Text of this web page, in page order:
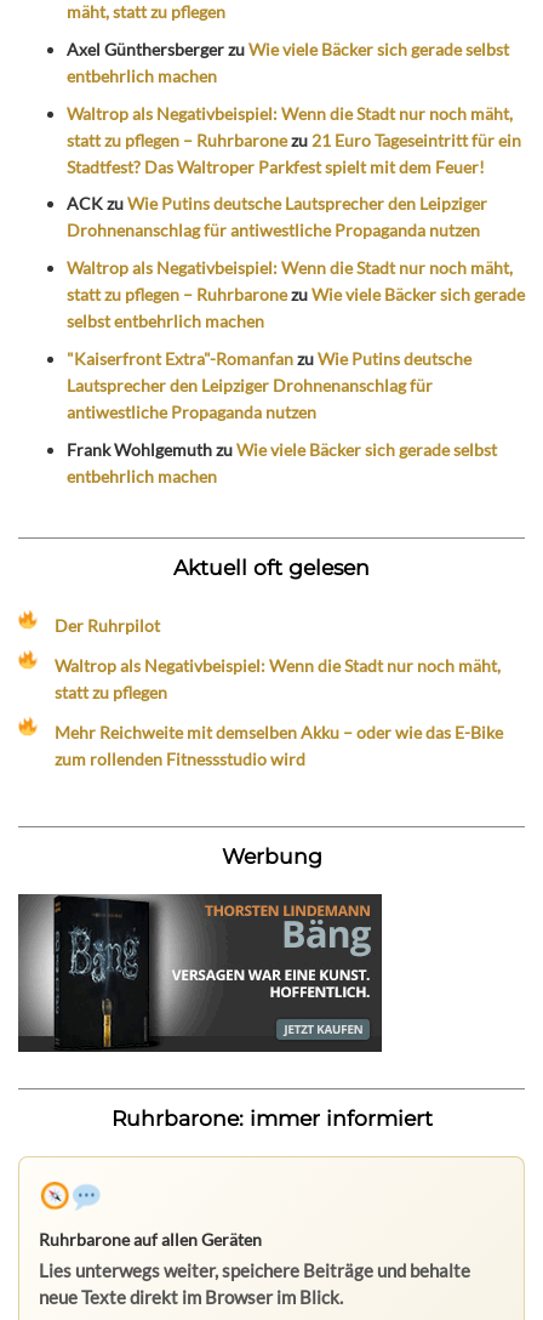
mäht, statt zu pflegen
Axel GünthersbergerzuWie viele Bäcker sich gerade selbst
entbehrlich machen
Waltrop als Negativbeispiel: Wenn die Stadt nur noch mäht,
statt zu pflegen – Ruhrbaronezu 21 Euro Tageseintritt für ein
Stadtfest? Das Waltroper Parkfest spielt mit dem Feuer!
ACKzuWie Putins deutsche Lautsprecher den Leipziger
Drohnenanschlag für antiwestliche Propaganda nutzen
Waltrop als Negativbeispiel: Wenn die Stadt nur noch mäht,
statt zu pflegen – RuhrbaronezuWie viele Bäcker sich gerade
selbst entbehrlich machen
"Kaiserfront Extra"-RomanfanzuWie Putins deutsche
Lautsprecher den Leipziger Drohnenanschlag für
antiwestliche Propaganda nutzen
Frank WohlgemuthzuWie viele Bäcker sich gerade selbst
entbehrlich machen
Aktuell oft gelesen
Der Ruhrpilot
Waltrop als Negativbeispiel: Wenn die Stadt nur noch mäht,
statt zu pflegen
Mehr Reichweite mit demselben Akku – oder wie das E-Bike
zum rollenden Fitnessstudio wird
Werbung
Ruhrbarone: immer informiert
Ruhrbarone auf allen Geräten
Lies unterwegs weiter, speichere Beiträge und behalte
neue Texte direkt im Browser im Blick.